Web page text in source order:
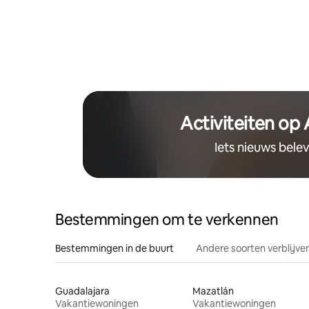
Activiteiten op
Iets nieuws
Bestemmingen om te verkennen
Bestemmingen in de buurt Andere soorten
Guadalajara
Vakantiewoningen
Mazatlán
Vakantiewoningen